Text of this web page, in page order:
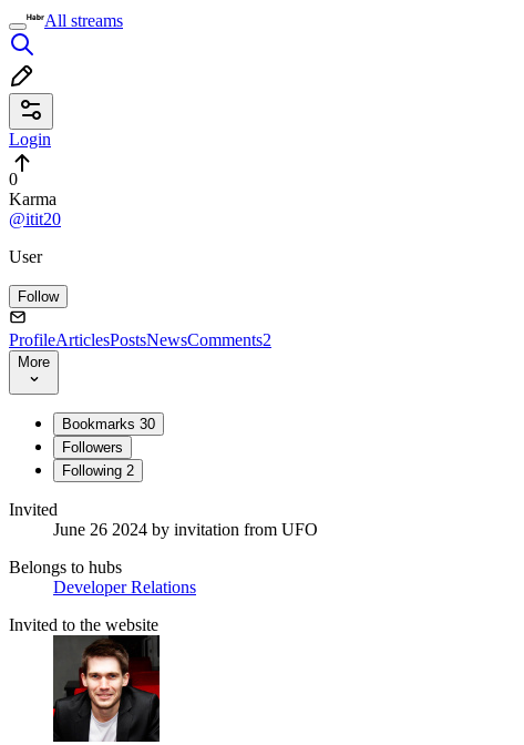
All streams
Login
0
Karma
@itit20
User
Follow
ProfileArticlesPostsNewsComments2
More
Bookmarks 30
Followers
Following 2
Invited
June 26 2024 by invitation from UFO
Belongs to hubs
Developer Relations
Invited to the website